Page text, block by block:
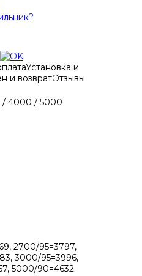
Установка и
и возвратОтзывы
4000 / 5000
2700/95=3797,
3000/95=3996,
5000/90=4632